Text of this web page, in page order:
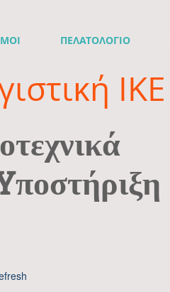
ΠΕΛΑΤΟΛΟΓΙΟ
ΙΚΕ